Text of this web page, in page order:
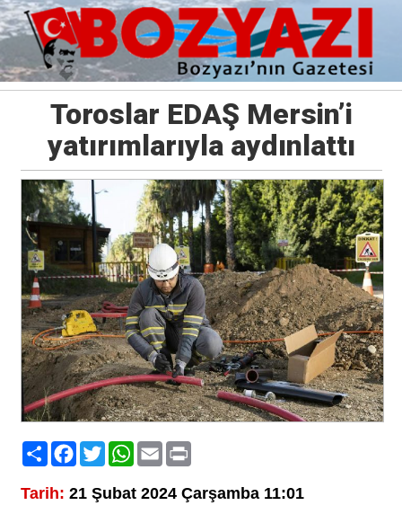
Toroslar EDAŞ Mersin’i
yatırımlarıyla aydınlattı
PaylaşFacebook
TwitterWhatsApp
EmailPrint
Tarih: 21 Şubat 2024 Çarşamba 11:01